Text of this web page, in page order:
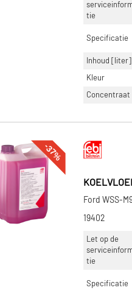
tie
Specificatie
Inhoud [liter]
Kleur
Concentraat
-37%
Ford WSS-
19402
Let op de
tie
Specificatie